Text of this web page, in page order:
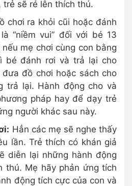
sẽ ré lên thích thú.
chơi ra khỏi cũi hoặc đánh
“niềm vui” đối với bé 13
mẹ chơi cùng con bằng
bé đánh rơi và trả lại cho
đồ chơi hoặc sách cho
trả lại. Hành động cho và
pháp hay để dạy trẻ
người khác sau này.
Hẳn các mẹ sẽ nghe thấy
lần. Trẻ thích có khán giả
diễn lại những hành động
thú. Mẹ hãy phản ứng tích
động tích cực của con và